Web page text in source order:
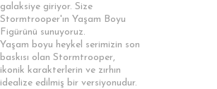
galaksiye giriyor. Size
Stormtrooper'ın Yaşam Boyu
Figürünü sunuyoruz.
Yaşam boyu heykel serimizin son
baskısı olan Stormtrooper,
ikonik karakterlerin ve zırhın
idealize edilmiş bir versiyonudur.